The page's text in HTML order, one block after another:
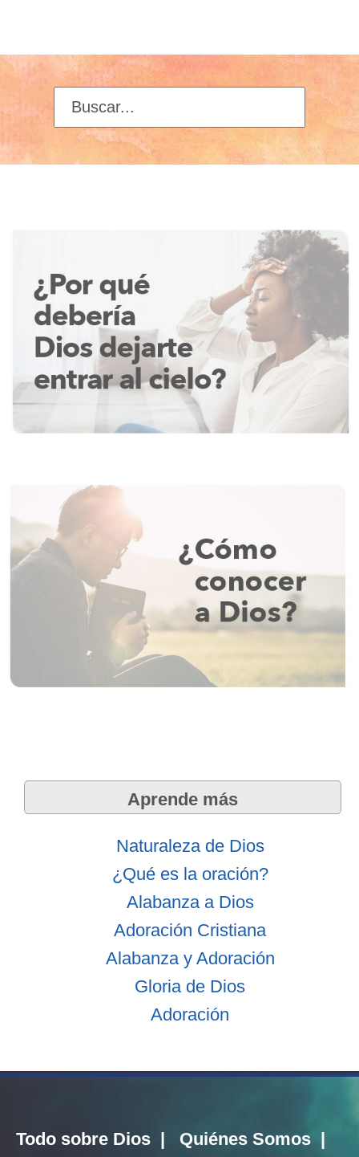
Aprende más
Naturaleza de Dios
¿Qué es la oración?
Alabanza a Dios
Adoración Cristiana
Alabanza y Adoración
Gloria de Dios
Adoración
Todo sobre Dios | Quiénes Somos |